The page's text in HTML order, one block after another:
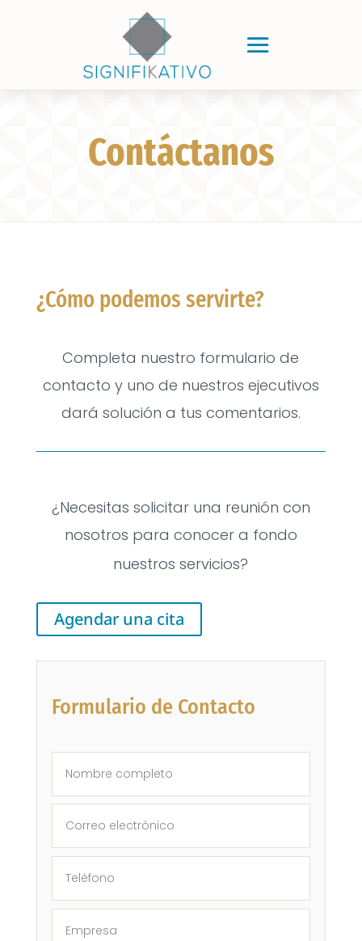
Contáctanos
¿Cómo podemos servirte?
Completa nuestro formulario de
contacto y uno de nuestros ejecutivos
dará solución a tus comentarios.
¿Necesitas solicitar una reunión con
nosotros para conocer a fondo
nuestros servicios?
Agendar una cita
Formulario de Contacto